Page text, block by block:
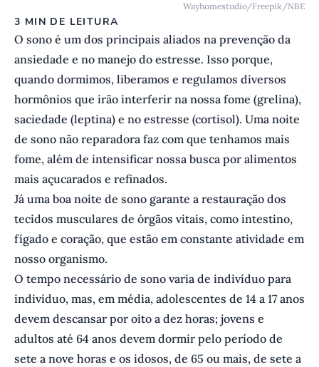
Wayhomestudio/Freepik/NBE
3 MIN DE LEITURA
O sono é um dos principais aliados na prevenção da
ansiedade e no manejo do estresse. Isso porque,
quando dormimos, liberamos e regulamos diversos
hormônios que irão interferir na nossa fome (grelina),
saciedade (leptina) e no estresse (cortisol). Uma noite
de sono não reparadora faz com que tenhamos mais
fome, além de intensificar nossa busca por alimentos
mais açucarados e refinados.
Já uma boa noite de sono garante a restauração dos
tecidos musculares de órgãos vitais, como intestino,
fígado e coração, que estão em constante atividade em
nosso organismo.
O tempo necessário de sono varia de indivíduo para
indivíduo, mas, em média, adolescentes de 14 a 17 anos
devem descansar por oito a dez horas; jovens e
adultos até 64 anos devem dormir pelo período de
sete a nove horas e os idosos, de 65 ou mais, de sete a